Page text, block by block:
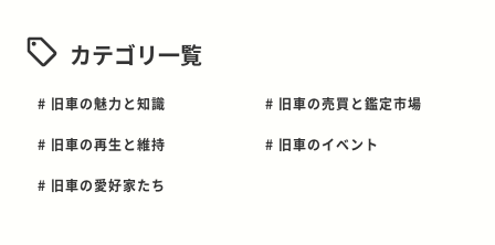
カテゴリ一覧
# 旧車の魅力と知識 # 旧車の売買と鑑定市場
# 旧車の再生と維持 # 旧車のイベント
# 旧車の愛好家たち